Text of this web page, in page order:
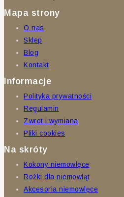
Mapa strony
O nas
Sklep
Blog
Kontakt
Informacje
Polityka prywatności
Regulamin
Zwrot i wymiana
Pliki cookies
Na skróty
Kokony niemowlęce
Rożki dla niemowląt
Akcesoria niemowlęce